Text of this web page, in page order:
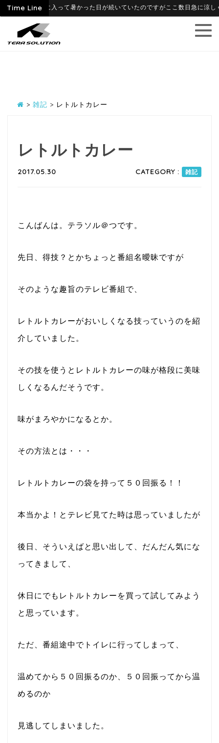
Time Line
06-09 6月に入って暑かった日が続いていたのですがここ数日急に涼し
> 雑記 > レトルトカレー
レトルトカレー
2017.05.30 CATEGORY : 雑記
こんばんは。テラソル＠つです。
先日、得技？とかちょっと番組名曖昧ですが
そのような趣旨のテレビ番組で、
レトルトカレーがおいしくなる技っていうのを紹
介していました。
その技を使うとレトルトカレーの味が格段に美味
しくなるんだそうです。
味がまろやかになるとか。
その方法とは・・・
レトルトカレーの袋を持って５０回振る！！
本当かよ！とテレビ見てた時は思っていましたが
後日、そういえばと思い出して、だんだん気にな
ってきまして、
休日にでもレトルトカレーを買って試してみよう
と思っています。
ただ、番組途中でトイレに行ってしまって、
温めてから５０回振るのか、５０回振ってから温
めるのか
見逃してしまいました。